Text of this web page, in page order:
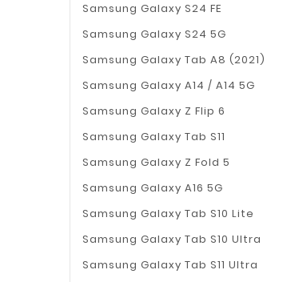
Samsung Galaxy S24 FE
Samsung Galaxy S24 5G
Samsung Galaxy Tab A8 (2021)
Samsung Galaxy A14 / A14 5G
Samsung Galaxy Z Flip 6
Samsung Galaxy Tab S11
Samsung Galaxy Z Fold 5
Samsung Galaxy A16 5G
Samsung Galaxy Tab S10 Lite
Samsung Galaxy Tab S10 Ultra
Samsung Galaxy Tab S11 Ultra